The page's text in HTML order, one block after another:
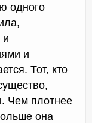
одного
и
и
Тот, кто
Чем плотнее
она